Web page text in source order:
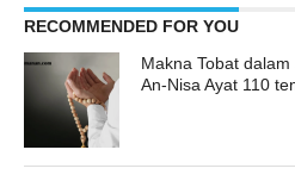
RECOMMENDED FOR YOU
Makna Tobat
An-Nisa Ayat 110